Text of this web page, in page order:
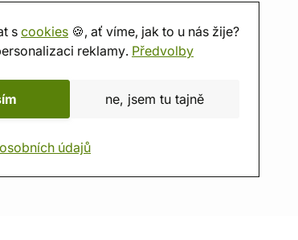
s cookies 🍪, ať víme, jak to u nás žije?
reklamy. Předvolby
ne, jsem tu tajně
údajů
O nás
Hodnocení obchodu